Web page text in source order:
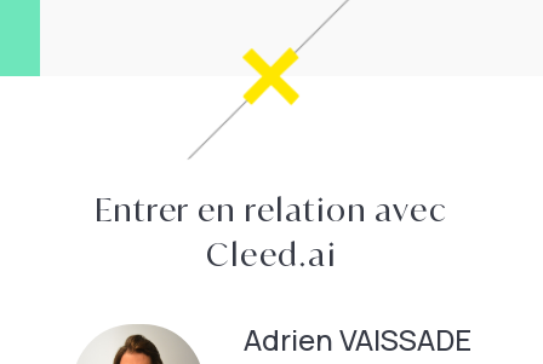
Entrer en relation avec
Cleed.ai
AdrienVAISSADE